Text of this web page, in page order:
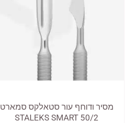
מסיר ודוחף עור סטאלקס סמארט
STALEKS SMART 50/2